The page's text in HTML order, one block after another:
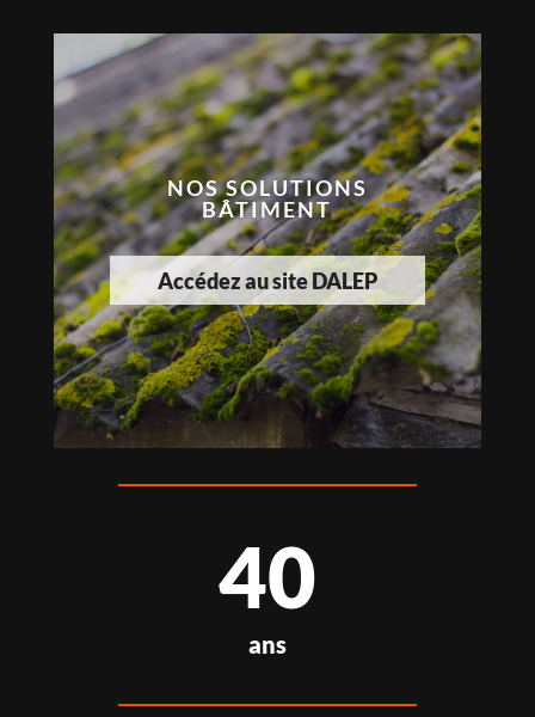
NOS SOLUTIONS
BÂTIMENT
Accédez au site DALEP
40
ans